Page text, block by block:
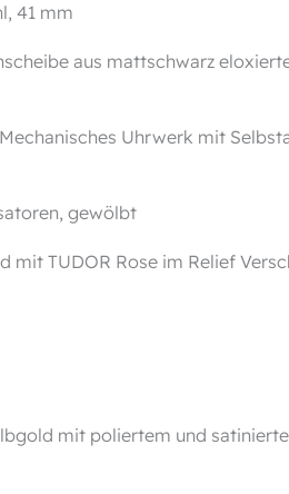
41 mm
aus mattschwarz
Uhrwerk mit
gewölbt
mit TUDOR Rose im Relief
mit poliertem und